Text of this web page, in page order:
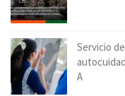
Servicio
A